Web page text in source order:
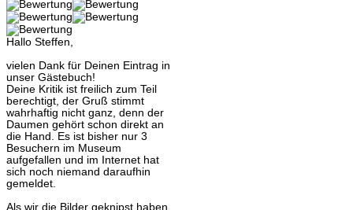
Hallo Steffen,
vielen Dank für Deinen Eintrag in
unser Gästebuch!
Deine Kritik ist freilich zum Teil
berechtigt, der Gruß stimmt
wahrhaftig nicht ganz, denn der
Daumen gehört schon direkt an
die Hand. Es ist bisher nur 3
Besuchern im Museum
aufgefallen und im Internet hat
sich noch niemand daraufhin
gemeldet.
Als wir die Bilder geknipst haben,